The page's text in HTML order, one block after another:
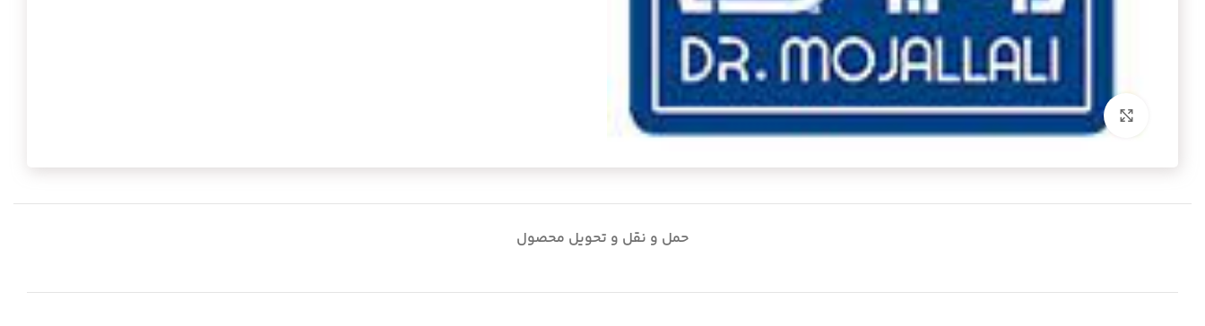
برای بزرگنمایی کلیک کنید
حمل و نقل و تحویل محصول